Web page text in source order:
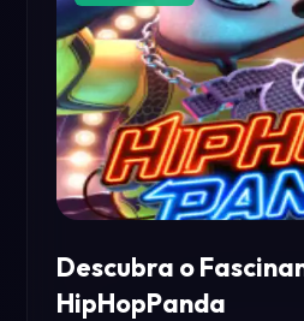
Descubra o
HipHopPanda